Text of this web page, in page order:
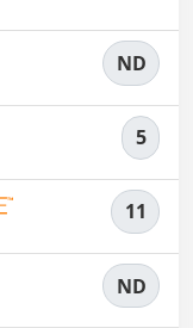
ND
5
11
ND